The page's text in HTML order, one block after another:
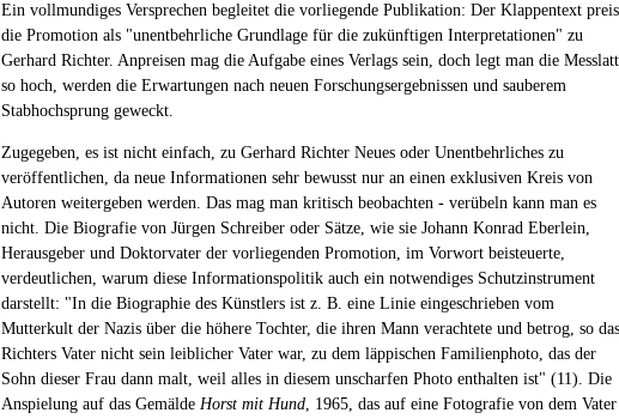
Ein vollmundiges Versprechen begleitet die vorliegende Publikation: Der Klappentext
die Promotion als "unentbehrliche Grundlage für die zukünftigen Interpretationen" zu
Gerhard Richter. Anpreisen mag die Aufgabe eines Verlags sein, doch legt man die
so hoch, werden die Erwartungen nach neuen Forschungsergebnissen und sauberem
Stabhochsprung geweckt.
Zugegeben, es ist nicht einfach, zu Gerhard Richter Neues oder Unentbehrliches zu
veröffentlichen, da neue Informationen sehr bewusst nur an einen exklusiven Kreis von
Autoren weitergeben werden. Das mag man kritisch beobachten - verübeln kann man es
nicht. Die Biografie von Jürgen Schreiber oder Sätze, wie sie Johann Konrad Eberlein,
Herausgeber und Doktorvater der vorliegenden Promotion, im Vorwort beisteuerte,
verdeutlichen, warum diese Informationspolitik auch ein notwendiges Schutzinstrument
darstellt: "In die Biographie des Künstlers ist z. B. eine Linie eingeschrieben vom
Mutterkult der Nazis über die höhere Tochter, die ihren Mann verachtete und betrog, so
Richters Vater nicht sein leiblicher Vater war, zu dem läppischen Familienphoto, das der
Sohn dieser Frau dann malt, weil alles in diesem unscharfen Photo enthalten ist" (11). Die
Anspielung auf das Gemälde Horst mit Hund, 1965, das auf eine Fotografie von dem Vater